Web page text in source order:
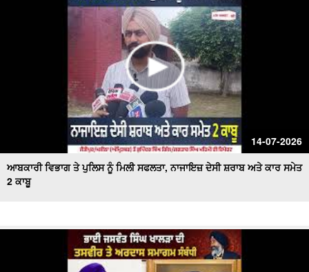
14-07-2026
ਆਬਕਾਰੀ ਵਿਭਾਗ ਤੇ ਪੁਲਿਸ ਨੂੰ ਮਿਲੀ ਸਫਲਤਾ, ਨਾਜਾਇਜ਼ ਦੇਸੀ ਸ਼ਰਾਬ ਅਤੇ ਕਾਰ ਸਮੇਤ
2 ਕਾਬੂ